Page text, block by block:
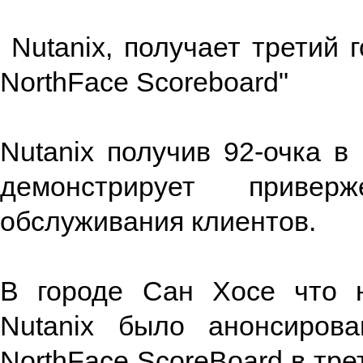
Nutanix, получает третий
NorthFace Scoreboard"
Nutanix получив 92-очка в
демонстрирует
обслуживания клиентов.
В городе Сан Хосе что
Nutanix было